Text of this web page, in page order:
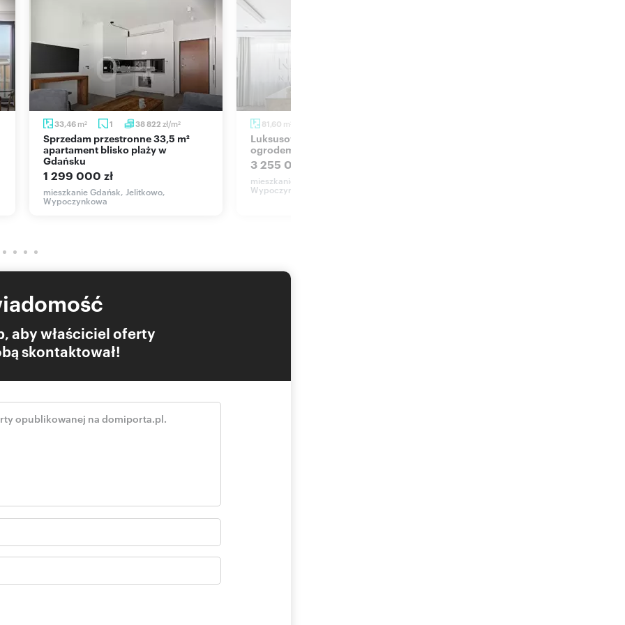
Neptun Park przy ul. Wypoczynkowej położona
monitorowane i chronione osiedle podnosi prestiż
pasma leśnego (plus Park im. Ronalda Reagana)
oferta dla Ciebie!
handlowej w rozumieniu Kodeksu Cywilnego, a dane w
oraz profesjonalną obsługę, aż do przekazania
33,46 m2 1 38 822 zł/m2
Sprzedam przestronne 33,5 m²
apartament blisko plaży w
Gdańsku
1 299 000 zł
mieszkanie Gdańsk, Jelitkowo,
Wypoczynkowa
81,60 m
Luksusowy apartament 82 m2 z
ogrodem zimowym i blisko plaży
3 255 000 zł
mieszkanie Gdańsk, Jelitkowo,
Wypoczynkowa
aby właściciel oferty
skontaktował!